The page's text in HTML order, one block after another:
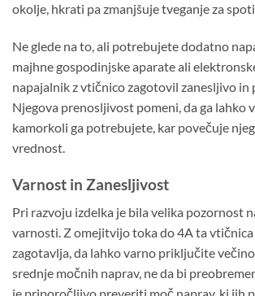
okolje, hkrati pa zmanjšuje tveganje za
Ne glede na to, ali potrebujete dodatno
majhne gospodinjske aparate ali
napajalnik z vtičnico zagotovil zanesljivo in
Njegova prenosljivost pomeni, da ga lahko
kamorkoli ga potrebujete, kar povečuje
vrednost.
Varnost in Zanesljivost
Pri razvoju izdelka je bila velika pozornost
varnosti. Z omejitvijo toka do 4A ta vtičnica
zagotavlja, da lahko varno priključite
srednje močnih naprav, ne da bi